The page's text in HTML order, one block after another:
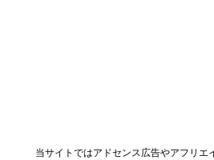
当サイトではアドセンス広告やアフリエ